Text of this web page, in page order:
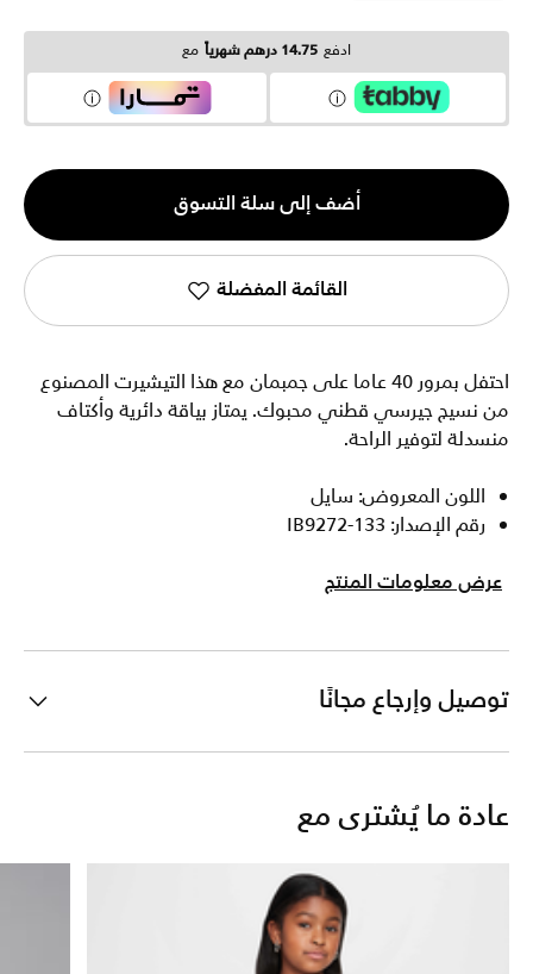
ادفع 14.75 درهم شهرياً مع
الكمية
1
أضف إلى سلة التسوق
القائمة المفضلة
احتفل بمرور 40 عاما على جمبمان مع هذا التيشيرت المصنوع
من نسيج جيرسي قطني محبوك. يمتاز بياقة دائرية وأكتاف
منسدلة لتوفير الراحة.
اللون المعروض: سايل
رقم الإصدار: IB9272-133
عرض معلومات المنتج
توصيل وإرجاع مجانًا
عادة ما يُشترى مع